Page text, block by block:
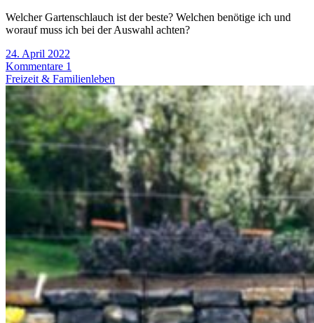
Welcher Gartenschlauch ist der beste? Welchen benötige ich und
worauf muss ich bei der Auswahl achten?
24. April 2022
Kommentare 1
Freizeit & Familienleben